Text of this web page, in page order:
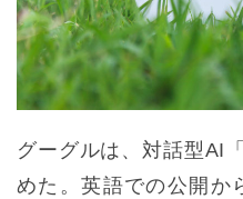
グーグルは、対話型AI
めた。英語での公開か